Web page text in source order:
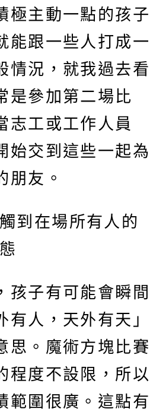
極主動一點的孩子
能跟一些人打成一
情況，就我過去看
是參加第二場比
志工或工作人員
始交到這些一起為
朋友。
到在場所有人的
孩子有可能會瞬間
有人，天外有天」
思。魔術方塊比賽
程度不設限，所以
範圍很廣。這點有